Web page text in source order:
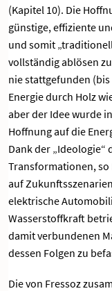
(Kapitel 10). Die
günstige, effiziente
und somit
vollständig ablösen
nie stattgefunden
Energie durch Holz
aber der Idee wurde
Hoffnung auf die
Dank der „Ideologie“
Transformationen,
auf
elektrische
Wasserstoffkraft
damit verbundenen
dessen Folgen zu
Die von Fressoz